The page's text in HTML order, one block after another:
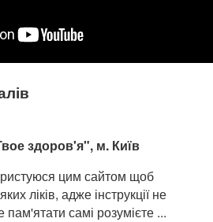
здоров'я", м. Київ
цим сайтом щоб
ліків, адже інструкції не
самі розумієте ...